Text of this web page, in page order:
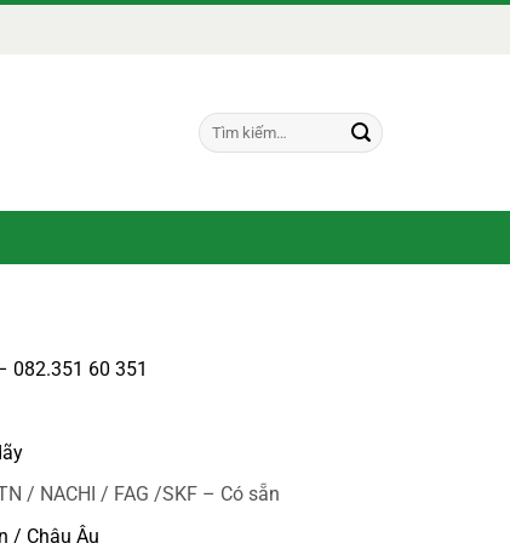
Tìm
kiếm:
082.351 60 351
/ NACHI / FAG /SKF – Có sẵn
/ Châu Âu